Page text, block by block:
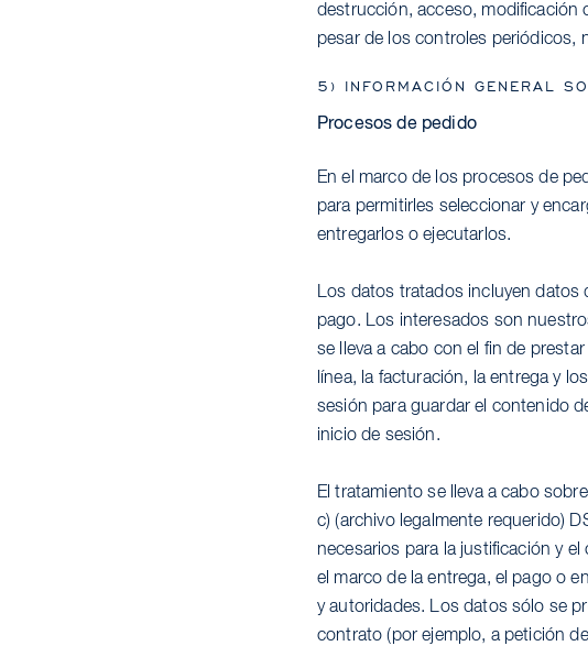
destrucción, acceso, modificación
pesar de los controles periódicos,
5) INFORMACIÓN GENERAL
Procesos de pedido
En el marco de los procesos de
para permitirles seleccionar y
entregarlos o ejecutarlos.
Los datos tratados incluyen datos
pago. Los interesados son
se lleva a cabo con el fin de
línea, la facturación, la entrega y
sesión para guardar el contenido
inicio de sesión.
El tratamiento se lleva a cabo
c) (archivo legalmente requerido)
necesarios para la justificación y
el marco de la entrega, el pago o
y autoridades. Los datos sólo se
contrato (por ejemplo, a petición